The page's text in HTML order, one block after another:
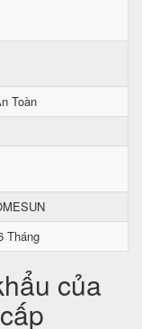
Toàn
Tháng
của